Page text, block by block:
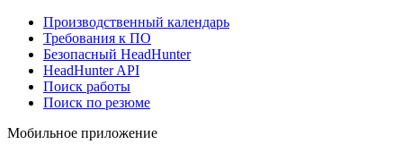
Производственный календарь
Требования к ПО
Безопасный HeadHunter
HeadHunter API
Поиск работы
Поиск по резюме
Мобильное приложение